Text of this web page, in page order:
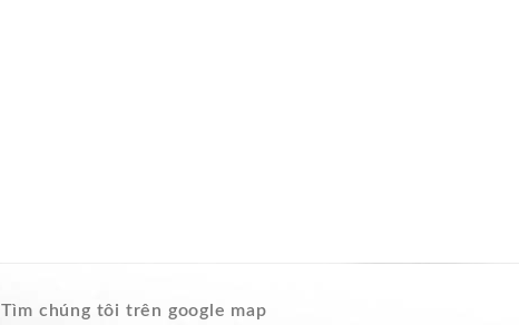
Tìm chúng tôi trên google map